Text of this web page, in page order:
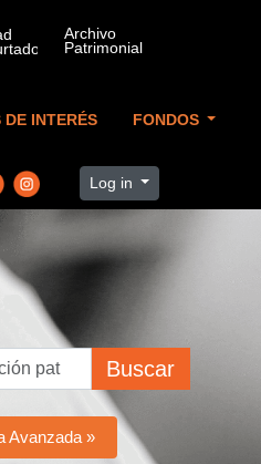
DE INTERÉS FONDOS
Log in
Buscar
Avanzada »